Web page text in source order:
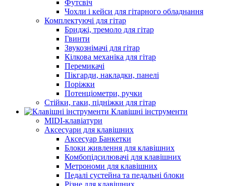
Футсвіч
Чохли і кейси для гітарного обладнання
Комплектуючі для гітар
Бриджі, тремоло для гітар
Гвинти
Звукознімачі для гітар
Кілкова механіка для гітар
Перемикачі
Пікгарди, накладки, панелі
Поріжки
Потенціометри, ручки
Стійки, гаки, підніжки для гітар
Клавішні інструменти
MIDI-клавіатури
Аксесуари для клавішних
Аксесуар Банкетки
Блоки живлення для клавішних
Комбопідсилювачі для клавішних
Метрономи для клавішних
Педалі сустейна та педальні блоки
Різне для клавішних